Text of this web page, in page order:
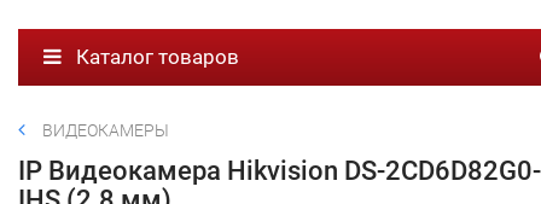
Каталог товаров
ВИДЕОКАМЕРЫ
IP Видеокамера Hikvision DS-2CD6D82G0-